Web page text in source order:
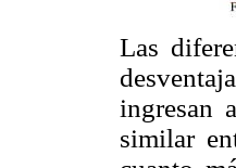
Las
ingresan
similar